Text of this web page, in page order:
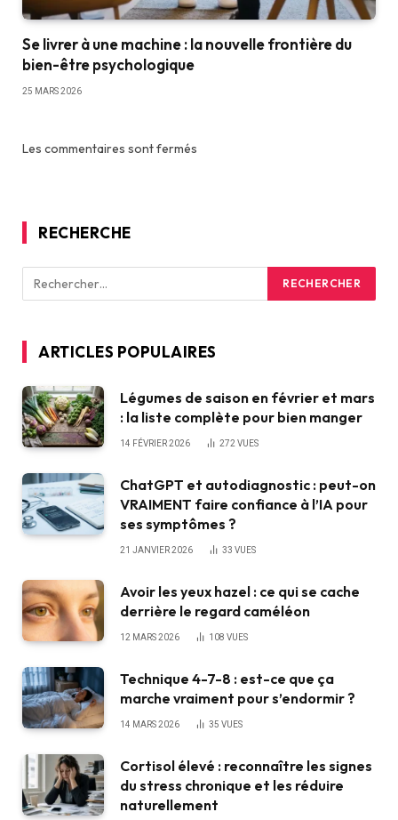
Se livrer à une machine : la nouvelle frontière du
bien-être psychologique
25 MARS 2026
Les commentaires sont fermés
RECHERCHE
ARTICLES POPULAIRES
Légumes de saison en février et mars
: la liste complète pour bien manger
14 FÉVRIER 2026 272 VUES
ChatGPT et autodiagnostic : peut-on
VRAIMENT faire confiance à l’IA pour
ses symptômes ?
21 JANVIER 2026 33 VUES
Avoir les yeux hazel : ce qui se cache
derrière le regard caméléon
12 MARS 2026 108 VUES
Technique 4-7-8 : est-ce que ça
marche vraiment pour s’endormir ?
14 MARS 2026 35 VUES
Cortisol élevé : reconnaître les signes
du stress chronique et les réduire
naturellement